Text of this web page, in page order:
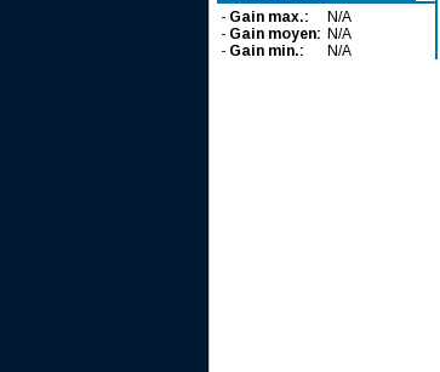
- Gain max.:
N/A
- Gain moyen: N/A
- Gain min.: N/A